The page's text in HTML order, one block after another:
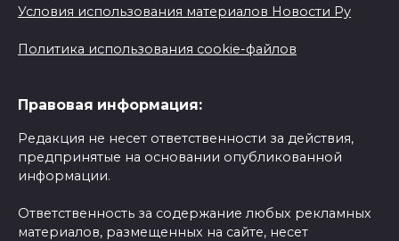
Условия использования материалов Новости Ру
Политика использования cookie-файлов
Правовая информация:
Редакция не несет ответственности за действия,
предпринятые на основании опубликованной
информации.
Ответственность за содержание любых рекламных
материалов, размещенных на сайте, несет